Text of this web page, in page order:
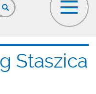
Staszica